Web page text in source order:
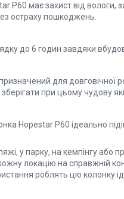
P60 має захист від
остраху пошкоджень.
до 6 годин завдяки
для довговічної
при цьому чудову
Hopestar P60 ідеально
у парку, на кемпінгу або
локацію на справжній
роблять цю колонку